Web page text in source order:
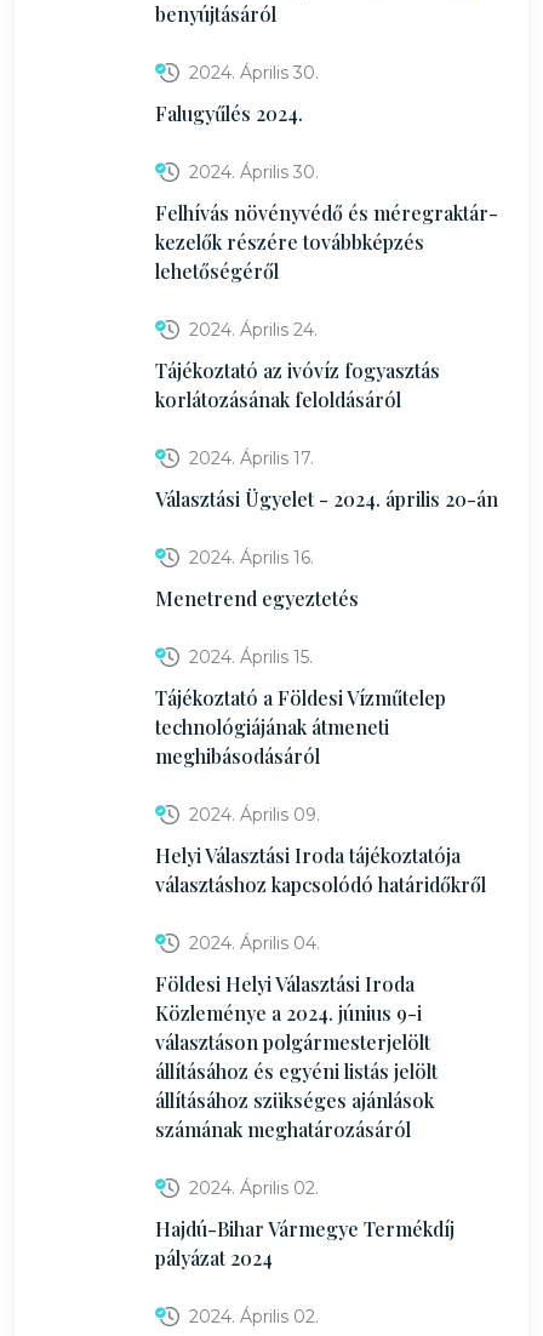
benyújtásáról
2024. Április 30.
Falugyűlés 2024.
2024. Április 30.
Felhívás növényvédő és méregraktár-
kezelők részére továbbképzés
lehetőségéről
2024. Április 24.
Tájékoztató az ivóvíz fogyasztás
korlátozásának feloldásáról
2024. Április 17.
Választási Ügyelet - 2024. április 20-án
2024. Április 16.
Menetrend egyeztetés
2024. Április 15.
Tájékoztató a Földesi Vízműtelep
technológiájának átmeneti
meghibásodásáról
2024. Április 09.
Helyi Választási Iroda tájékoztatója
választáshoz kapcsolódó határidőkről
2024. Április 04.
Földesi Helyi Választási Iroda
Közleménye a 2024. június 9-i
választáson polgármesterjelölt
állításához és egyéni listás jelölt
állításához szükséges ajánlások
számának meghatározásáról
2024. Április 02.
Hajdú-Bihar Vármegye Termékdíj
pályázat 2024
2024. Április 02.